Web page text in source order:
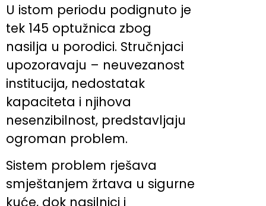
U istom periodu podignuto je
tek 145 optužnica zbog
nasilja u porodici. Stručnjaci
upozoravaju – neuvezanost
institucija, nedostatak
kapaciteta i njihova
nesenzibilnost, predstavljaju
ogroman problem.
Sistem problem rješava
smještanjem žrtava u sigurne
kuće, dok nasilnici i